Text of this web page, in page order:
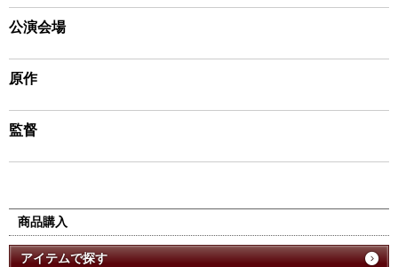
公演会場
原作
監督
商品購入
アイテムで探す